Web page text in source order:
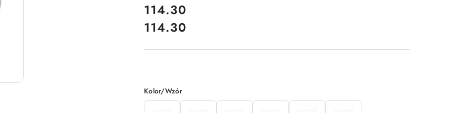
cena:
114.30
Cena:
114.30
Wariant
Kolor/Wzór